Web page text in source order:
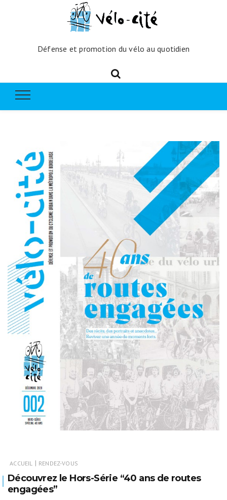
Défense et promotion du vélo au quotidien
ACCUEIL | RENDEZ-VOUS
Découvrez le Hors-Série “40 ans de routes
engagées”